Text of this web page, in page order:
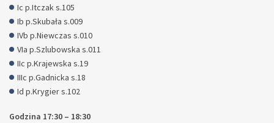
Ic p.Itczak s.105
Ib p.Skubała s.009
IVb p.Niewczas s.010
VIa p.Szlubowska s.011
IIc p.Krajewska s.19
IIIc p.Gadnicka s.18
Id p.Krygier s.102
Godzina 17:30 – 18:30